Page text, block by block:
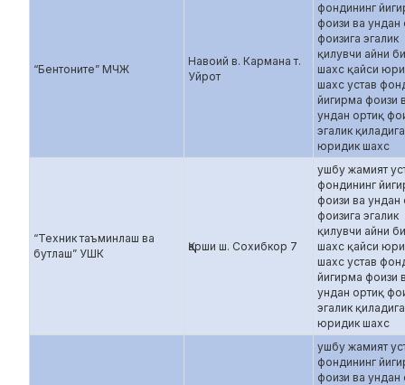
“Бентоните” МЧЖ
Навоий в. Кармана т.
Уйрот
фондининг
фоизи ва ундан
фоизига эгалик
қилувчи айни
шахс қайси
шахс устав
йигирма фоизи
ундан ортиқ
эгалик
юридик шахс
“Техник таъминлаш ва
бутлаш” УШК
Қарши ш. Сохибкор 7
ушбу жамият
фондининг
фоизи ва ундан
фоизига эгалик
қилувчи айни
шахс қайси
шахс устав
йигирма фоизи
ундан ортиқ
эгалик
юридик шахс
ушбу жамият
фондининг
фоизи ва ундан